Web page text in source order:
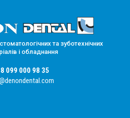
та зуботехнічних
і обладнання
099 000 98 35